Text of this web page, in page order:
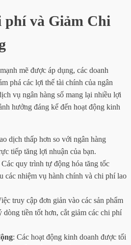
phí và Giảm Chi
mẽ được áp dụng, các doanh
phá các lợi thế tài chính của ngân
vụ ngân hàng số mang lại nhiều lợi
hưởng đáng kể đến hoạt động kinh
dịch thấp hơn so với ngân hàng
tiếp tăng lợi nhuận của bạn.
Các quy trình tự động hóa tăng tốc
các nhiệm vụ hành chính và chi phí lao
truy cập đơn giản vào các sản phẩm
dòng tiền tốt hơn, cắt giảm các chi phí
: Các hoạt động kinh doanh được tối